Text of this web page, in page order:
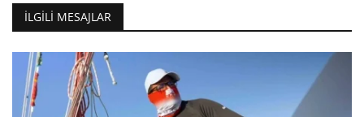
İLGILI MESAJLAR